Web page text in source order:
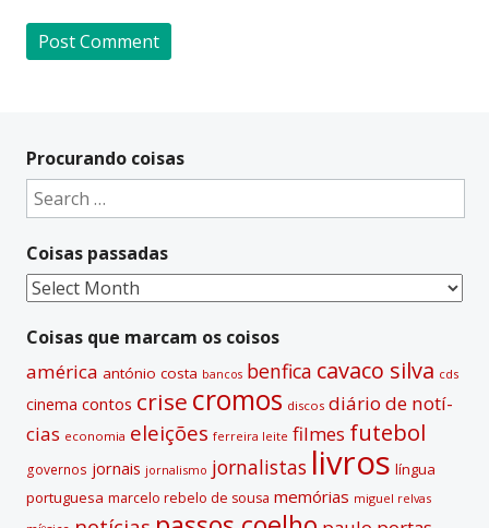
t
e
a
t
i
v
Procurando coisas
Search
for:
Coisas passadas
Coisas
Coisas que marcam os coisos
américa antónio costa bancos benfica cavaco silva cds
cinema contos crise cromos discos diário de notí­
cias economia eleições ferreira leite filmes futebol
governos jornais jornalismo jornalistas livros lí­ngua
portuguesa marcelo rebelo de sousa memórias miguel relvas